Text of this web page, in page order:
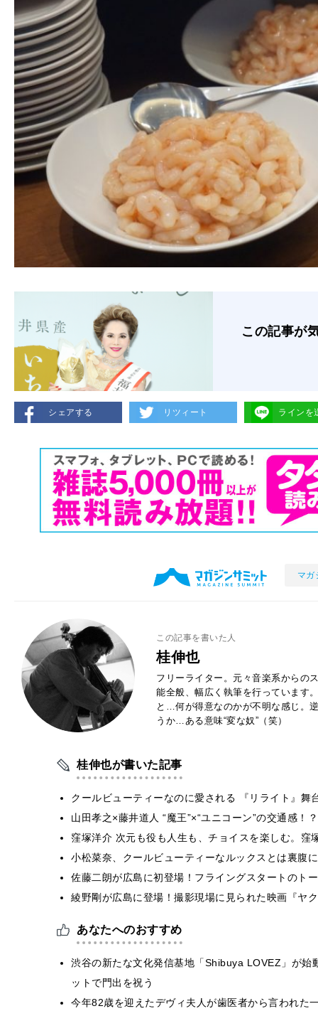
この記事が
シェアする リツィート ラインを
マガ
この記事を書いた人
桂伸也
フリーライター。元々音楽系からの
能全般、幅広く執筆を行っています
と…何が得意なのかが不明な感じ。
うか…ある意味“変な奴”（笑）
桂伸也が書いた記事
クールビューティーなのに愛される 『リライト』
山田孝之×藤井道人 “魔王”×“ユニコーン”の交通感
窪塚洋介 次元も役も人生も、チョイスを楽しむ。窪
小松菜奈、クールビューティーなルックスとは裏腹
佐藤二朗が広島に初登場！フライングスタートのト
綾野剛が広島に登場！撮影現場に見られた映画『ヤ
あなたへのおすすめ
渋谷の新たな文化発信基地「Shibuya LOVEZ」が始
ットで門出を祝う
今年82歳を迎えたデヴィ夫人が歯医者から言われた